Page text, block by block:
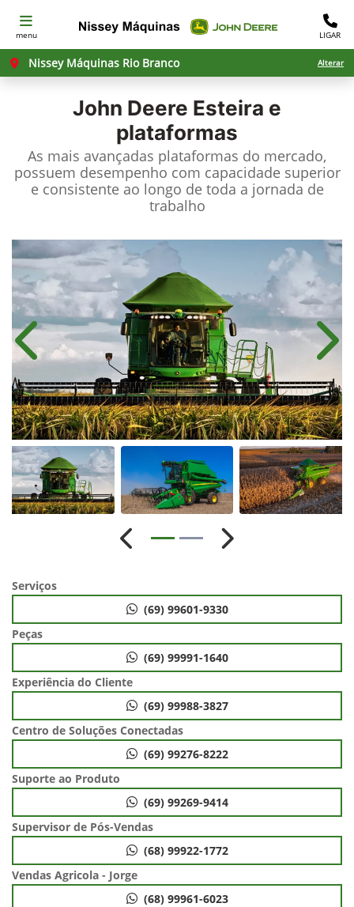
menu LIGAR
Nissey Máquinas Rio Branco Alterar
John Deere Esteira e
plataformas
As mais avançadas plataformas do mercado,
possuem desempenho com capacidade superior
e consistente ao longo de toda a jornada de
trabalho
Anterior
Anterior Próximo
Serviços
(69) 99601-9330
Peças
(69) 99991-1640
Experiência do Cliente
(69) 99988-3827
Centro de Soluções Conectadas
(69) 99276-8222
Suporte ao Produto
(69) 99269-9414
Supervisor de Pós-Vendas
(68) 99922-1772
Vendas Agricola - Jorge
(68) 99961-6023